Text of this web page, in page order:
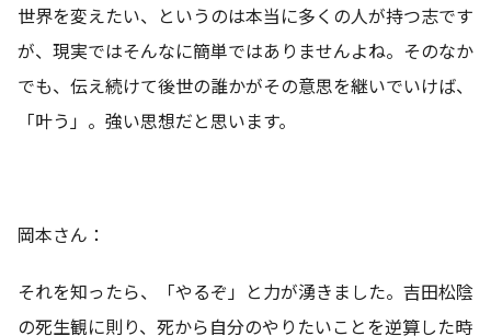
世界を変えたい、というのは本当に多くの人が持つ志です
が、現実ではそんなに簡単ではありませんよね。そのなか
でも、伝え続けて後世の誰かがその意思を継いでいけば、
「叶う」。強い思想だと思います。
岡本さん：
それを知ったら、「やるぞ」と力が湧きました。吉田松陰
の死生観に則り、死から自分のやりたいことを逆算した時